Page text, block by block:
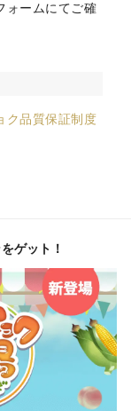
ォームにてご確
ク品質保証制度
ゲット！